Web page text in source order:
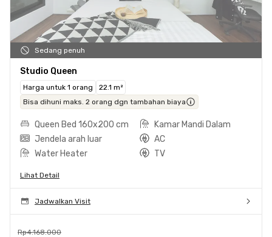
Sedang penuh
Studio Queen
Harga untuk 1 orang
22.1 m²
Bisa dihuni maks. 2 orang dgn tambahan biaya
Queen Bed 160x200 cm
Kamar Mandi Dalam
Jendela arah luar
AC
Water Heater
TV
Lihat Detail
Jadwalkan Visit
Rp4.168.000